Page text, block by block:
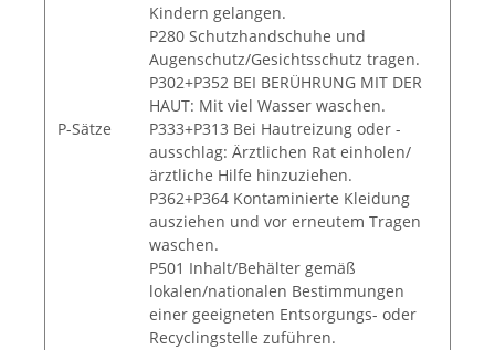
P-Sätze
Kindern gelangen.
P280 Schutzhandschuhe und
Augenschutz/Gesichtsschutz tragen.
P302+P352 BEI BERÜHRUNG MIT DER
HAUT: Mit viel Wasser waschen.
P333+P313 Bei Hautreizung oder -
ausschlag: Ärztlichen Rat einholen/
ärztliche Hilfe hinzuziehen.
P362+P364 Kontaminierte Kleidung
ausziehen und vor erneutem Tragen
waschen.
P501 Inhalt/Behälter gemäß
lokalen/nationalen Bestimmungen
einer geeigneten Entsorgungs- oder
Recyclingstelle zuführen.